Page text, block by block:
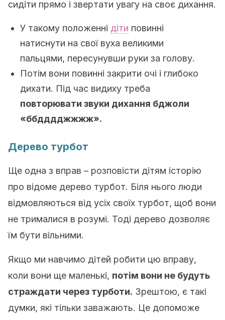
сидіти прямо і звертати увагу на своє дихання.
У такому положенні діти повинні
натиснути на свої вуха великими
пальцями, пересунувши руки за голову.
Потім вони повинні закрити очі і глибоко
дихати. Під час видиху треба
повторювати звуки дихання бджоли
«ббдддджжжж».
Дерево турбот
Ще одна з вправ – розповісти дітям історію
про відоме дерево турбот. Біля нього люди
відмовляються від усіх своїх турбот, щоб вони
не трималися в розумі. Тоді дерево дозволяє
їм бути вільними.
Якщо ми навчимо дітей робити цю вправу,
коли вони ще маленькі, потім вони не будуть
страждати через турботи. Зрештою, є такі
думки, які тільки заважають. Це допоможе